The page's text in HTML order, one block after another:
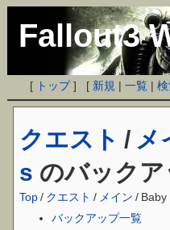
Fallout3
[ トップ] [ 新規 |一覧 |
クエスト / メ
s のバック
Top / クエスト / メイン / Baby
バックアップ一覧